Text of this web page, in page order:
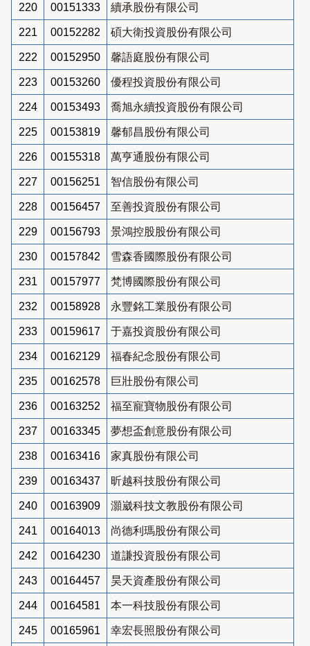
220 00151333 續承股份有限公司
221 00152282 碩大衛投資股份有限公司
222 00152950 馨語庭股份有限公司
223 00153260 優程投資股份有限公司
224 00153493 喬旭永續投資股份有限公司
225 00153819 馨郁昌股份有限公司
226 00155318 萬亨通股份有限公司
227 00156251 智信股份有限公司
228 00156457 至善投資股份有限公司
229 00156793 景鴻控股股份有限公司
230 00157842 雪森香國際股份有限公司
231 00157977 梵博國際股份有限公司
232 00158928 永豐銘工業股份有限公司
233 00159617 于嘉投資股份有限公司
234 00162129 福春紀念股份有限公司
235 00162578 巨壯股份有限公司
236 00163252 福至寵寶物股份有限公司
237 00163345 夢想盃創意股份有限公司
238 00163416 家真股份有限公司
239 00163437 昕越科技股份有限公司
240 00163909 灝崴科技文教股份有限公司
241 00164013 尚德利瑪股份有限公司
242 00164230 道謙投資股份有限公司
243 00164457 昊天資產股份有限公司
244 00164581 本一科技股份有限公司
245 00165961 幸宏長照股份有限公司